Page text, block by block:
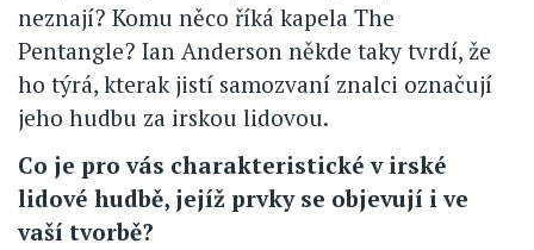
neznají? Komu něco říká kapela The
Pentangle? Ian Anderson někde taky tvrdí, že
ho týrá, kterak jistí samozvaní znalci označují
jeho hudbu za irskou lidovou.
Co je pro vás charakteristické v irské
lidové hudbě, jejíž prvky se objevují i ve
vaší tvorbě?